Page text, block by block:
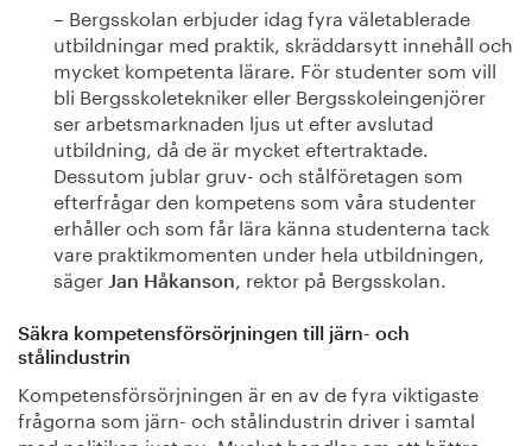
– Bergsskolan erbjuder idag fyra väletablerade
utbildningar med praktik, skräddarsytt innehåll och
mycket kompetenta lärare. För studenter som vill
bli Bergsskoletekniker eller Bergsskoleingenjörer
ser arbetsmarknaden ljus ut efter avslutad
utbildning, då de är mycket eftertraktade.
Dessutom jublar gruv- och stålföretagen som
efterfrågar den kompetens som våra studenter
erhåller och som får lära känna studenterna tack
vare praktikmomenten under hela utbildningen,
säger Jan Håkanson, rektor på Bergsskolan.
Säkra kompetensförsörjningen till järn- och
stålindustrin
Kompetensförsörjningen är en av de fyra viktigaste
frågorna som järn- och stålindustrin driver i samtal